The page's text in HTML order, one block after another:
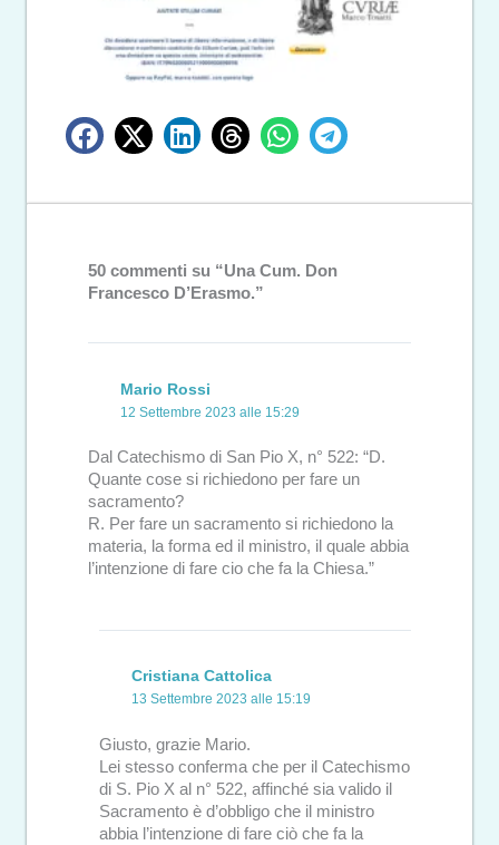
50 commenti su “Una Cum. Don
Francesco D’Erasmo.”
Mario Rossi
12 Settembre 2023 alle 15:29
Dal Catechismo di San Pio X, n° 522: “D.
Quante cose si richiedono per fare un
sacramento?
R. Per fare un sacramento si richiedono la
materia, la forma ed il ministro, il quale abbia
l’intenzione di fare cio che fa la Chiesa.”
Cristiana Cattolica
13 Settembre 2023 alle 15:19
Giusto, grazie Mario.
Lei stesso conferma che per il Catechismo
di S. Pio X al n° 522, affinché sia valido il
Sacramento è d’obbligo che il ministro
abbia l’intenzione di fare ciò che fa la